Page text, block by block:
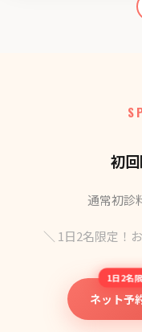
初
通常初診
＼ 1日2名限定！
1日2名
ネット予